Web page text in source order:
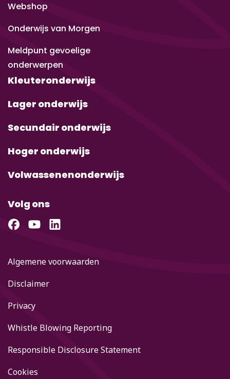
Webshop
Onderwijs van Morgen
Meldpunt gevoelige
onderwerpen
Kleuteronderwijs
Lager onderwijs
Secundair onderwijs
Hoger onderwijs
Volwassenenonderwijs
Volg ons
Algemene voorwaarden
Disclaimer
Privacy
Whistle Blowing Reporting
Responsible Disclosure Statement
Cookies